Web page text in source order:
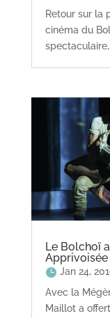
Retour sur la
cinéma du
Le Bolchoï
Apprivoisée
Jan 24,
Avec la
Maillot a